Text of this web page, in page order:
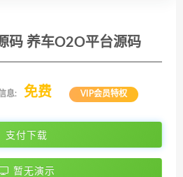
码 养车O2O平台源码
息: 免费 VIP会员特权
支付下载
暂无演示